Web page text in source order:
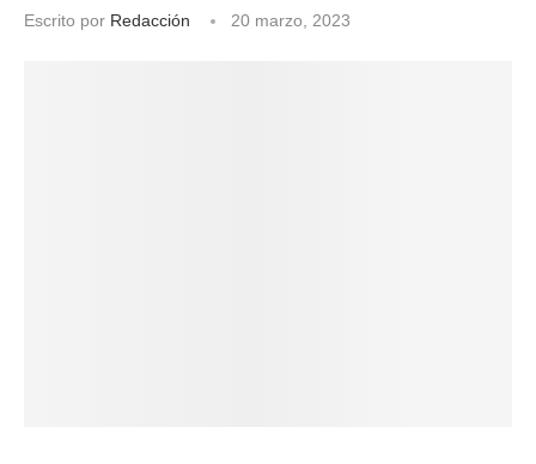
Escrito por Redacción 20 marzo, 2023